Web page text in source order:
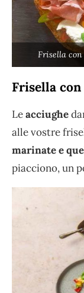
Frisella
Frisella
Leacciughe
alle vostre
marinate e
piacciono, un